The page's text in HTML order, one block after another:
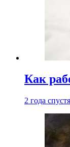
Как
2 года спустя